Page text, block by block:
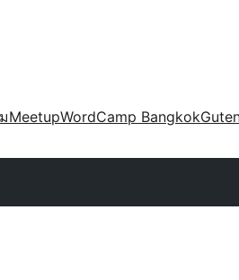
MeetupWordCamp Bangkok